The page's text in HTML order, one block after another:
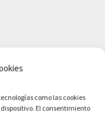
como las cookies
El consentimiento